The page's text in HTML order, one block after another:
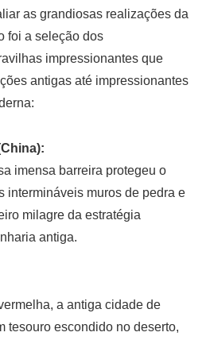
as grandiosas realizações da
foi a seleção dos
impressionantes que
antigas até impressionantes
imensa barreira protegeu o
intermináveis muros de pedra e
milagre da estratégia
antiga.
a antiga cidade de
tesouro escondido no deserto,